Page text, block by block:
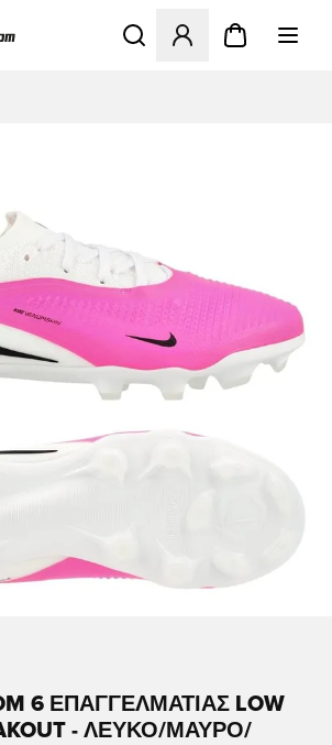
Ανοίγει ένα Modal για να
6 ΕΠΑΓΓΕΛΜΑΤΊΑΣ LOW
- ΛΕΥΚΌ/ΜΑΎΡΟ/